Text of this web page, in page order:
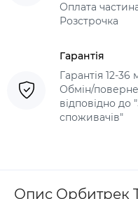
Оплата
Розстрочка
Гарантія
Гарантія 12-
Обмін/
відповідно до
споживачів"
Опис Орбитрек